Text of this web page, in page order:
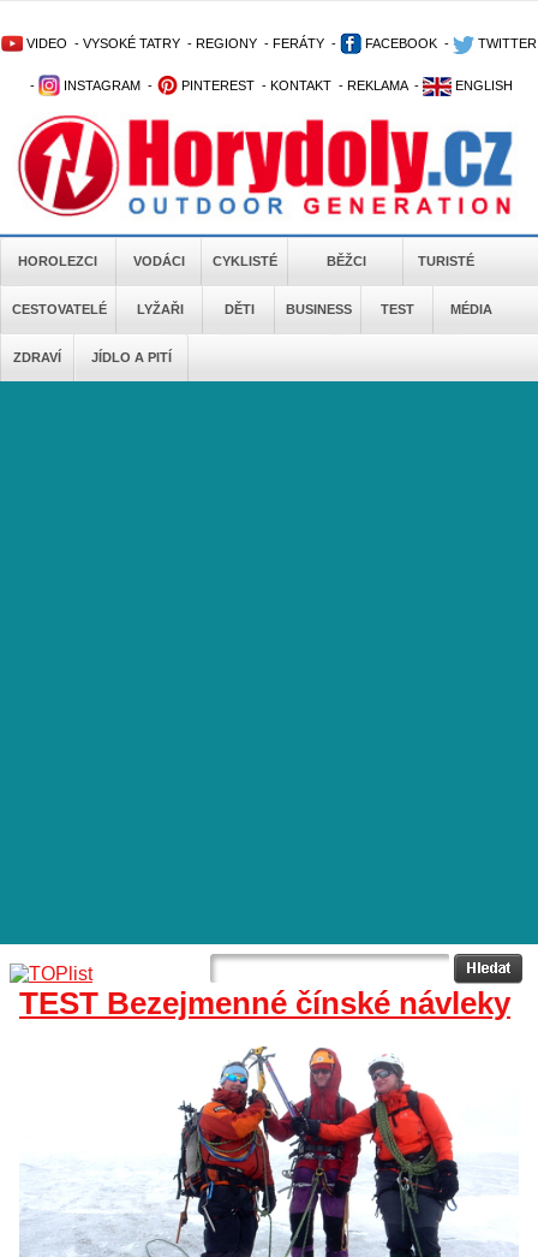
VIDEO - VYSOKÉ TATRY - REGIONY - FERÁTY - FACEBOOK - TWITTER
- INSTAGRAM - PINTEREST - KONTAKT - REKLAMA - ENGLISH
HOROLEZCI VODÁCI CYKLISTÉ BĚŽCI TURISTÉ
CESTOVATELÉ LYŽAŘI DĚTI BUSINESS TEST MÉDIA
ZDRAVÍ JÍDLO A PITÍ
TEST Bezejmenné čínské návleky